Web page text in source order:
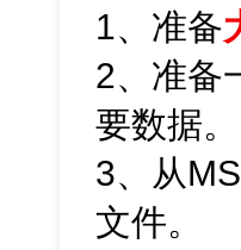
1、准备
2、准备
要数据。
3、从
文件。